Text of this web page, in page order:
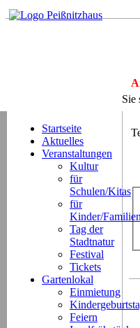
Sie
Startseite
Aktuelles
Veranstaltungen
Kultur
für
Schulen/Kitas
für
Kinder/Familien
Tag der
Stadtnatur
Festival
Tickets
Gartenlokal
Einmietung
Feiern